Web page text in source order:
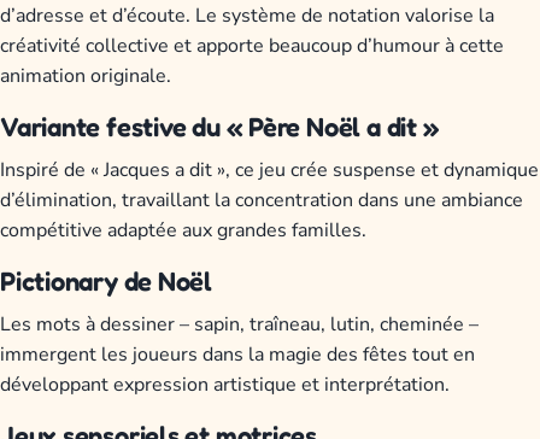
d’adresse et d’écoute. Le système de notation valorise la
créativité collective et apporte beaucoup d’humour à cette
animation originale.
Variante festive du « Père Noël a dit »
Inspiré de « Jacques a dit », ce jeu crée suspense et dynamique
d’élimination, travaillant la concentration dans une ambiance
compétitive adaptée aux grandes familles.
Pictionary de Noël
Les mots à dessiner – sapin, traîneau, lutin, cheminée –
immergent les joueurs dans la magie des fêtes tout en
développant expression artistique et interprétation.